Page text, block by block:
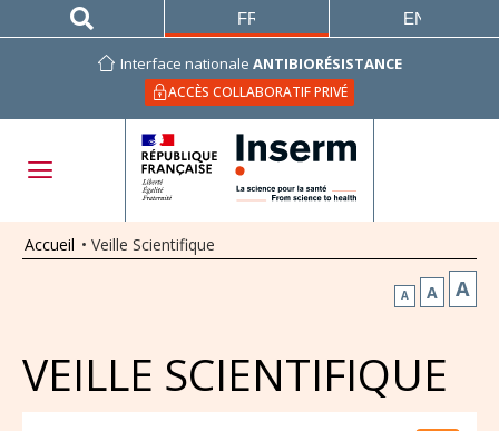
Interface nationale ANTIBIORÉSISTANCE
ACCÈS COLLABORATIF PRIVÉ
FRANÇAIS ENGLISH
Accueil • Veille Scientifique
A A A
VEILLE SCIENTIFIQUE